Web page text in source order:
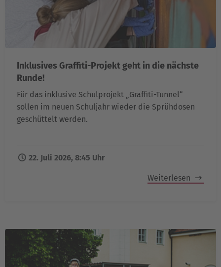
Inklusives Graffiti-Projekt geht in die nächste
Runde!
Für das inklusive Schulprojekt „Graffiti-Tunnel“
sollen im neuen Schuljahr wieder die Sprühdosen
geschüttelt werden.
22. Juli 2026, 8:45 Uhr
Weiterlesen